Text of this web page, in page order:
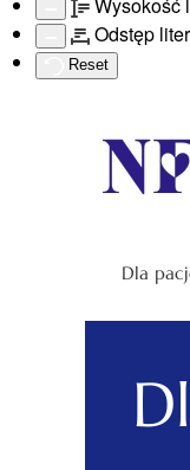
Wysokość
Odstęp liter
Reset
Dla